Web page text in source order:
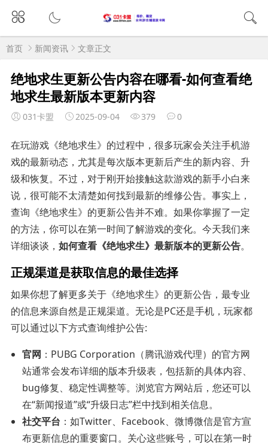
首页 新闻资讯 文章正文
绝地求生更新公告内容在哪看-如何查看绝
地求生最新版本更新内容
031卡盟 2025-09-04 379 0
在玩游戏《绝地求生》的过程中，很多玩家会关注手机游
戏的最新动态，尤其是每次版本更新后产生的新内容、升
级和恢复。不过，对于刚开始接触这款游戏的新手小白来
说，很可能不太清楚如何找到最新的维修公告。事实上，
查询《绝地求生》的更新公告并不难。如果你掌握了一定
的方法，你可以在第一时间了解游戏的变化。今天我们来
详细谈谈， 如何查看《绝地求生》最新版本的更新公告。
正规渠道是获取信息的最佳选择
如果你想了解更多关于《绝地求生》的更新公告，最专业
的信息来源自然是正规渠道。无论是PC还是手机，玩家都
可以通过以下方式查询维护公告:
官网 ：PUBG Corporation（腾讯游戏代理）的官方网
站通常会发布详细的版本升级表，包括新的具体内容、
bug修复、稳定性调整等。浏览官方网站后，您还可以
在“新闻报道”或“升级日志”栏中找到相关信息。
社交平台 ：如Twitter、Facebook、微博微信是官方宣
布更新信息的重要窗口。关心这些账号，可以在第一时